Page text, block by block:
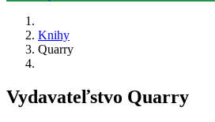
Knihy
Quarry
Vydavateľstvo Quarry